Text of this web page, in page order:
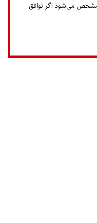
ساعت آینده مشخص می‌شود اگر توافق